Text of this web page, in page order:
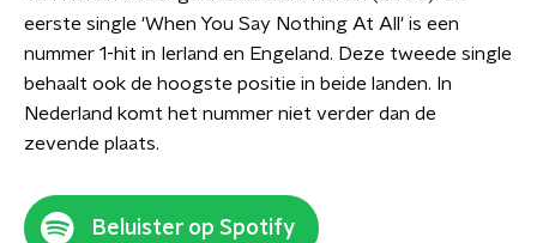
eerste single 'When You Say Nothing At All' is een
nummer 1-hit in Ierland en Engeland. Deze tweede single
behaalt ook de hoogste positie in beide landen. In
Nederland komt het nummer niet verder dan de
zevende plaats.
Beluister op Spotify